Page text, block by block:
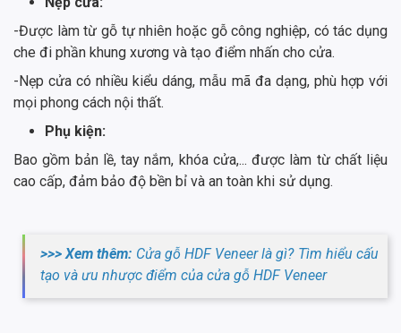
-Được làm từ gỗ tự nhiên hoặc gỗ công nghiệp, có tác dụng
che đi phần khung xương và tạo điểm nhấn cho cửa.
-Nẹp cửa có nhiều kiểu dáng, mẫu mã đa dạng, phù hợp với
mọi phong cách nội thất.
Phụ kiện:
Bao gồm bản lề, tay nắm, khóa cửa,... được làm từ chất liệu
cao cấp, đảm bảo độ bền bỉ và an toàn khi sử dụng.
>>> Xem thêm: Cửa gỗ HDF Veneer là gì? Tìm hiểu cấu
tạo và ưu nhược điểm của cửa gỗ HDF Veneer